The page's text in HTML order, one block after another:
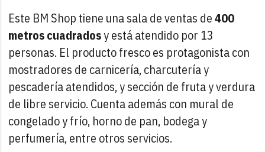
Este BM Shop tiene una sala de ventas de400
metros cuadradosy está atendido por 13
personas. El producto fresco es protagonista con
mostradores de carnicería, charcutería y
pescadería atendidos, y sección de fruta y verdura
de libre servicio. Cuenta además con mural de
congelado y frío, horno de pan, bodega y
perfumería, entre otros servicios.